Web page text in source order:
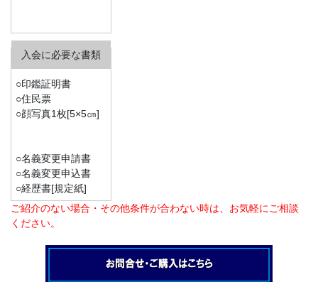
○印鑑証明書
○住民票
○顔写真1枚[5×5㎝]
○名義変更申請書
○名義変更申込書
○経歴書[規定紙]
ご紹介のない場合・その他条件が合わない時は、お気軽にご相談
ください。